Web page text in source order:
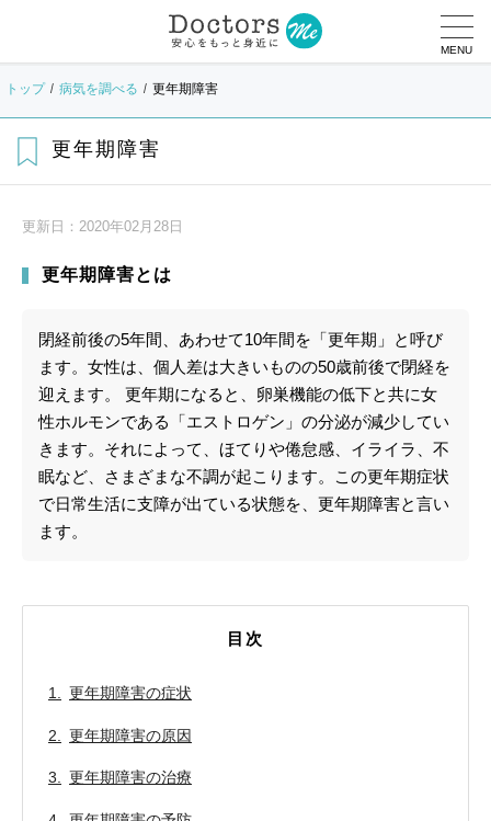
MENU
トップ 病気を調べる 更年期障害
更年期障害
更新日： 2020年02月28日
更年期障害とは
閉経前後の5年間、あわせて10年間を「更年期」と呼び
ます。女性は、個人差は大きいものの50歳前後で閉経を
迎えます。 更年期になると、卵巣機能の低下と共に女
性ホルモンである「エストロゲン」の分泌が減少してい
きます。それによって、ほてりや倦怠感、イライラ、不
眠など、さまざまな不調が起こります。この更年期症状
で日常生活に支障が出ている状態を、更年期障害と言い
ます。
目次
更年期障害の症状
更年期障害の原因
更年期障害の治療